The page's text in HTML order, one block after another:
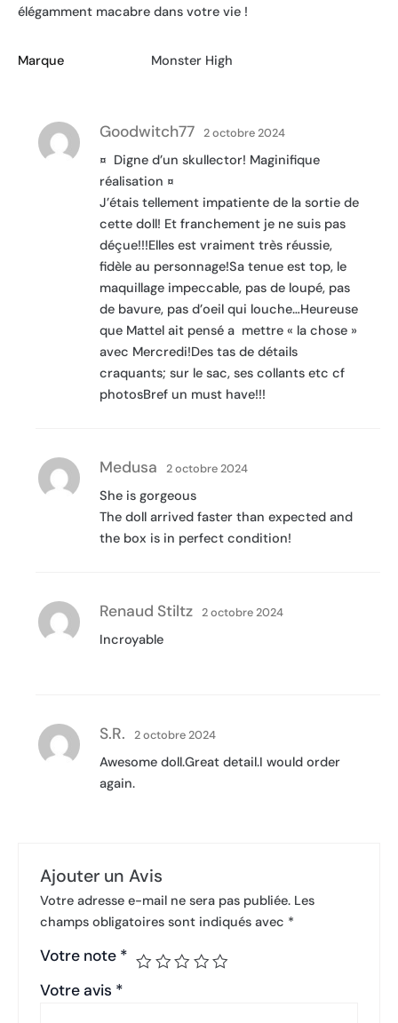
élégamment macabre dans votre vie !
Marque Monster High
Goodwitch77 2 octobre 2024
¤  Digne d’un skullector! Maginifique
réalisation ¤ 
J’étais tellement impatiente de la sortie de
cette doll! Et franchement je ne suis pas
déçue!!!Elles est vraiment très réussie,
fidèle au personnage!Sa tenue est top, le
maquillage impeccable, pas de loupé, pas
de bavure, pas d’oeil qui louche…Heureuse
que Mattel ait pensé a mettre « la chose »
avec Mercredi!Des tas de détails
craquants; sur le sac, ses collants etc cf
photosBref un must have!!!
Medusa 2 octobre 2024
She is gorgeous
The doll arrived faster than expected and
the box is in perfect condition!
Renaud Stiltz 2 octobre 2024
Incroyable
S.R. 2 octobre 2024
Awesome doll.Great detail.I would order
again.
Ajouter un Avis
Votre adresse e-mail ne sera pas publiée. Les
champs obligatoires sont indiqués avec *
Votre note *
Votre avis *